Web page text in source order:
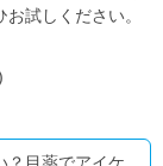
試しください。